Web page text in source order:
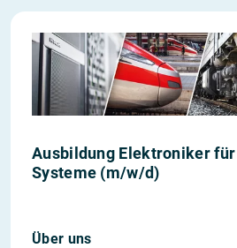
Ausbildung Elektroniker für
Systeme (m/w/d)
Über uns